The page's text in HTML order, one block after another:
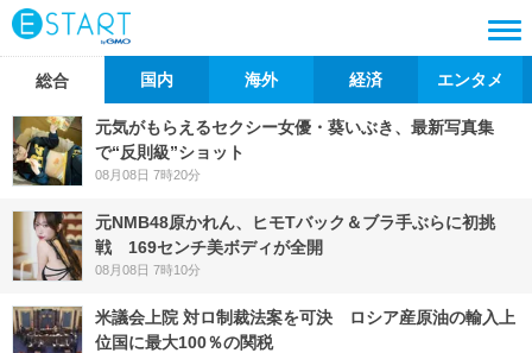
総合 国内 海外 経済 エンタメ
元気がもらえるセクシー女優・葵いぶき、最新写真集
で“反則級”ショット
08月08日 7時20分
元NMB48原かれん、ヒモTバック＆ブラ手ぶらに初挑
戦 169センチ美ボディが全開
08月08日 7時10分
米議会上院 対ロ制裁法案を可決 ロシア産原油の輸入上
位国に最大100％の関税